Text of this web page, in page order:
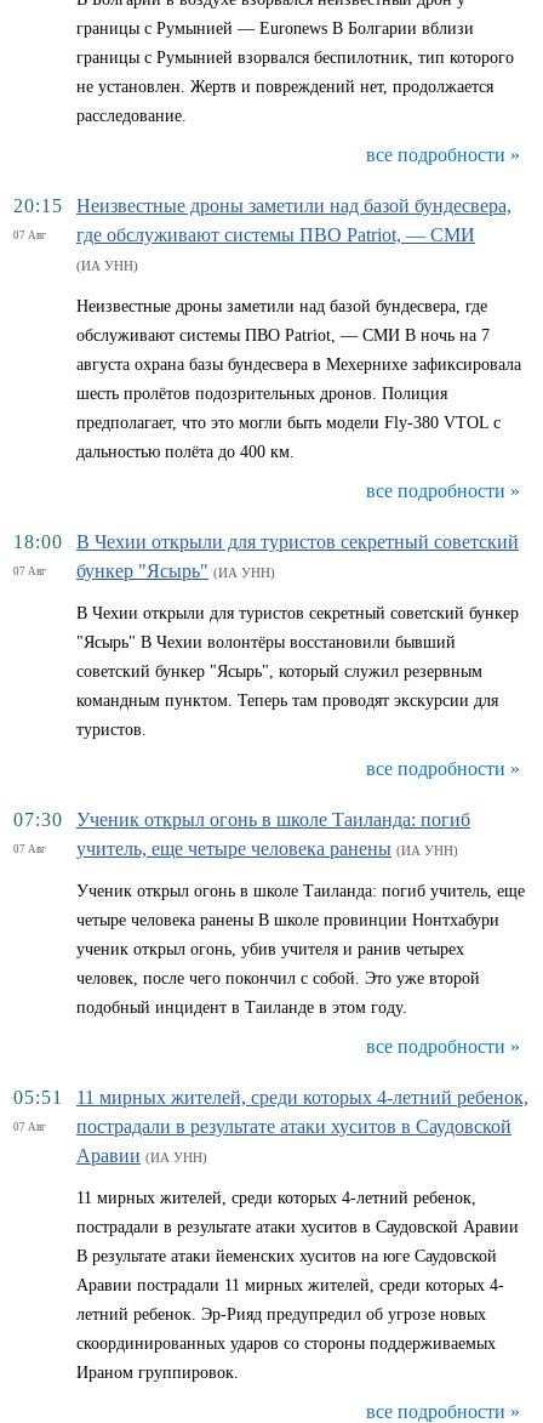
границы с Румынией — Euronews В Болгарии вблизи
границы с Румынией взорвался беспилотник, тип которого
не установлен. Жертв и повреждений нет, продолжается
расследование.
все подробности »
20:15
07 Авг
Неизвестные дроны заметили над базой бундесвера,
где обслуживают системы ПВО Patriot, — СМИ
(ИА УНН)
Неизвестные дроны заметили над базой бундесвера, где
обслуживают системы ПВО Patriot, — СМИ В ночь на 7
августа охрана базы бундесвера в Мехернихе зафиксировала
шесть пролётов подозрительных дронов. Полиция
предполагает, что это могли быть модели Fly-380 VTOL с
дальностью полёта до 400 км.
все подробности »
18:00
07 Авг
В Чехии открыли для туристов секретный советский
бункер "Ясырь" (ИА УНН)
В Чехии открыли для туристов секретный советский бункер
"Ясырь" В Чехии волонтёры восстановили бывший
советский бункер "Ясырь", который служил резервным
командным пунктом. Теперь там проводят экскурсии для
туристов.
все подробности »
07:30
07 Авг
Ученик открыл огонь в школе Таиланда: погиб
учитель, еще четыре человека ранены (ИА УНН)
Ученик открыл огонь в школе Таиланда: погиб учитель, еще
четыре человека ранены В школе провинции Нонтхабури
ученик открыл огонь, убив учителя и ранив четырех
человек, после чего покончил с собой. Это уже второй
подобный инцидент в Таиланде в этом году.
все подробности »
05:51
07 Авг
11 мирных жителей, среди которых 4-летний ребенок,
пострадали в результате атаки хуситов в Саудовской
Аравии (ИА УНН)
11 мирных жителей, среди которых 4-летний ребенок,
пострадали в результате атаки хуситов в Саудовской Аравии
В результате атаки йеменских хуситов на юге Саудовской
Аравии пострадали 11 мирных жителей, среди которых 4-
летний ребенок. Эр-Рияд предупредил об угрозе новых
скоординированных ударов со стороны поддерживаемых
Ираном группировок.
все подробности »